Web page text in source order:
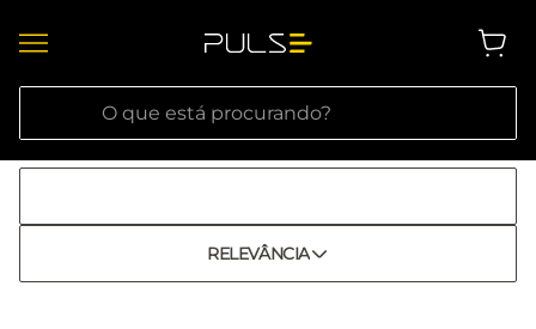
O que está procurando?
RELEVÂNCIA